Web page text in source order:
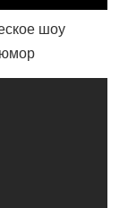
шоу